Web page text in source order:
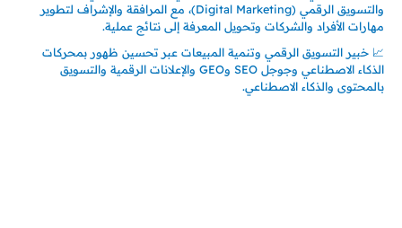
والتسويق الرقمي (Digital Marketing)، مع المرافقة والإشراف لتطوير
مهارات الأفراد والشركات وتحويل المعرفة إلى نتائج عملية.
📈 خبير التسويق الرقمي وتنمية المبيعات عبر تحسين ظهور بمحركات
الذكاء الاصطناعي وجوجل SEO وGEO والإعلانات الرقمية والتسويق
بالمحتوى والذكاء الاصطناعي.